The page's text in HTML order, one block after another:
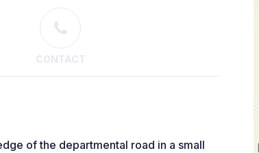
CONTACT
of the departmental road in a small